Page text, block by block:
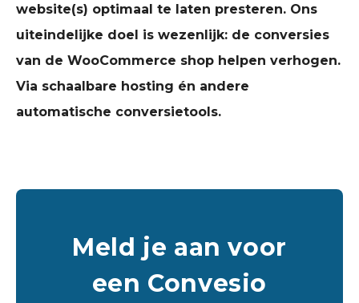
website(s) optimaal te laten presteren. Ons
uiteindelijke doel is wezenlijk: de conversies
van de WooCommerce shop helpen verhogen.
Via schaalbare hosting én andere
automatische conversietools.
Meld je aan voor
een Convesio